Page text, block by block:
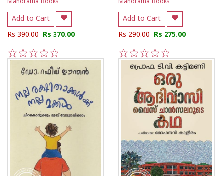
Manorama Books
Add to Cart
Rs 390.00 Rs 370.00
5
4
3
2
1
Manorama Books
Add to Cart
Rs 290.00 Rs 275.00
5
4
3
2
1